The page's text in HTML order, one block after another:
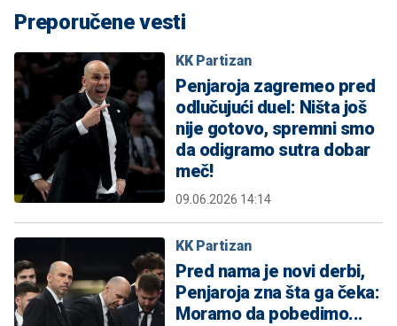
Preporučene vesti
KK Partizan
Penjaroja zagremeo pred
odlučujući duel: Ništa još
nije gotovo, spremni smo
da odigramo sutra dobar
meč!
09.06.2026 14:14
KK Partizan
Pred nama je novi derbi,
Penjaroja zna šta ga čeka:
Moramo da pobedimo...